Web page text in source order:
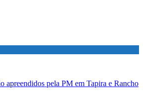
apreendidos pela PM em Tapira e Rancho